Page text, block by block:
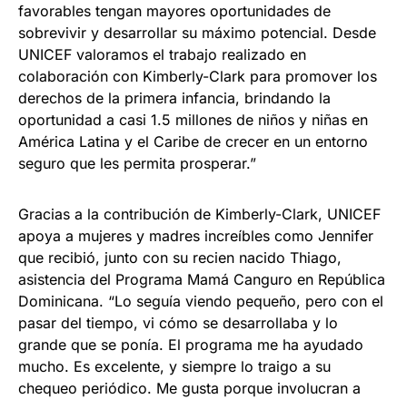
favorables tengan mayores oportunidades de
sobrevivir y desarrollar su máximo potencial. Desde
UNICEF valoramos el trabajo realizado en
colaboración con Kimberly-Clark para promover los
derechos de la primera infancia, brindando la
oportunidad a casi 1.5 millones de niños y niñas en
América Latina y el Caribe de crecer en un entorno
seguro que les permita prosperar.”
Gracias a la contribución de Kimberly-Clark, UNICEF
apoya a mujeres y madres increíbles como Jennifer
que recibió, junto con su recien nacido Thiago,
asistencia del Programa Mamá Canguro en República
Dominicana. “Lo seguía viendo pequeño, pero con el
pasar del tiempo, vi cómo se desarrollaba y lo
grande que se ponía. El programa me ha ayudado
mucho. Es excelente, y siempre lo traigo a su
chequeo periódico. Me gusta porque involucran a